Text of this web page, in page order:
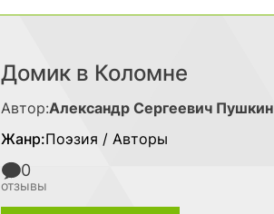
Домик в Коломне
Автор:Александр Сергеевич Пушкин
Жанр:Поэзия / Авторы
0
отзывы